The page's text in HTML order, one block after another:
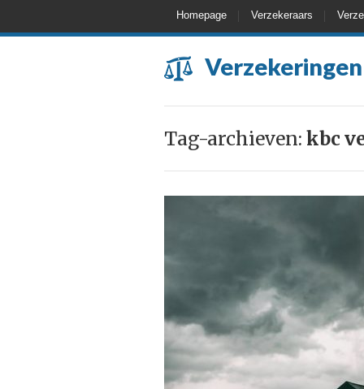
Homepage Verzekeraars
Tag-archieven: kbc